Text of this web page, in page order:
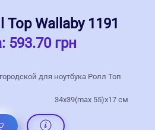
Top Wallaby 1191
593.70 грн
для ноутбука Ролл Топ
34х39(max 55)х17 см